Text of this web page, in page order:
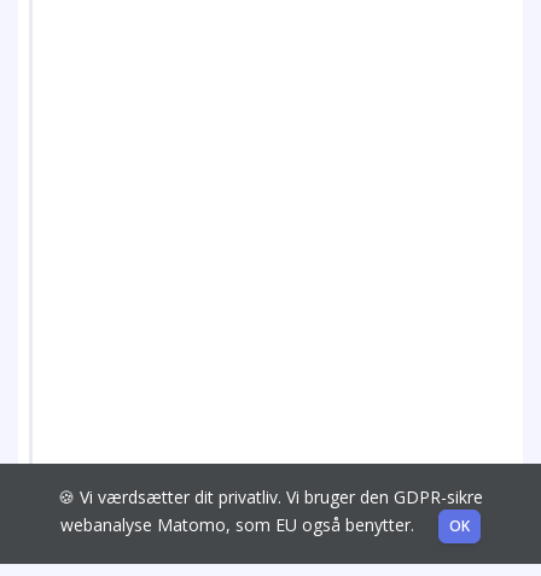
🍪 Vi værdsætter dit privatliv. Vi bruger den GDPR-sikre
webanalyse Matomo, som EU også benytter.
OK